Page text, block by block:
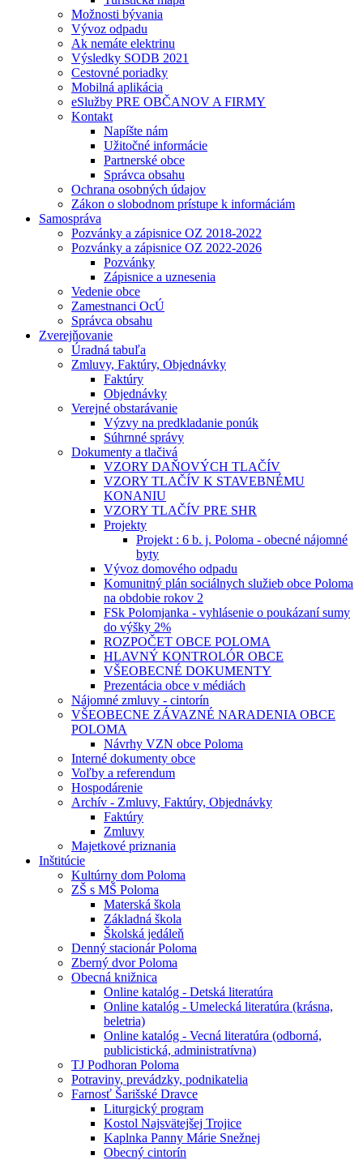
Možnosti bývania
Vývoz odpadu
Ak nemáte elektrinu
Výsledky SODB 2021
Cestovné poriadky
Mobilná aplikácia
eSlužby PRE OBČANOV A FIRMY
Kontakt
Napíšte nám
Užitočné informácie
Partnerské obce
Správca obsahu
Ochrana osobných údajov
Zákon o slobodnom prístupe k informáciám
Samospráva
Pozvánky a zápisnice OZ 2018-2022
Pozvánky a zápisnice OZ 2022-2026
Pozvánky
Zápisnice a uznesenia
Vedenie obce
Zamestnanci OcÚ
Správca obsahu
Zverejňovanie
Úradná tabuľa
Zmluvy, Faktúry, Objednávky
Faktúry
Objednávky
Verejné obstarávanie
Výzvy na predkladanie ponúk
Súhrnné správy
Dokumenty a tlačivá
VZORY DAŇOVÝCH TLAČÍV
VZORY TLAČÍV K STAVEBNÉMU
KONANIU
VZORY TLAČÍV PRE SHR
Projekty
Projekt : 6 b. j. Poloma - obecné nájomné
byty
Vývoz domového odpadu
Komunitný plán sociálnych služieb obce Poloma
na obdobie rokov 2
FSk Polomjanka - vyhlásenie o poukázaní sumy
do výšky 2%
ROZPOČET OBCE POLOMA
HLAVNÝ KONTROLÓR OBCE
VŠEOBECNÉ DOKUMENTY
Prezentácia obce v médiách
Nájomné zmluvy - cintorín
VŠEOBECNE ZÁVAZNÉ NARADENIA OBCE
POLOMA
Návrhy VZN obce Poloma
Interné dokumenty obce
Voľby a referendum
Hospodárenie
Archív - Zmluvy, Faktúry, Objednávky
Faktúry
Zmluvy
Majetkové priznania
Inštitúcie
Kultúrny dom Poloma
ZŠ s MŠ Poloma
Materská škola
Základná škola
Školská jedáleň
Denný stacionár Poloma
Zberný dvor Poloma
Obecná knižnica
Online katalóg - Detská literatúra
Online katalóg - Umelecká literatúra (krásna,
beletria)
Online katalóg - Vecná literatúra (odborná,
publicistická, administratívna)
TJ Podhoran Poloma
Potraviny, prevádzky, podnikatelia
Farnosť Šarišské Dravce
Liturgický program
Kostol Najsvätejšej Trojice
Kaplnka Panny Márie Snežnej
Obecný cintorín